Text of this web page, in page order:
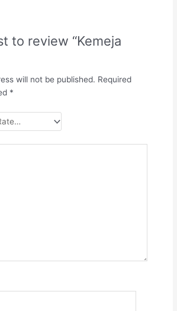
to review “Kemeja
will not be published. Required
*